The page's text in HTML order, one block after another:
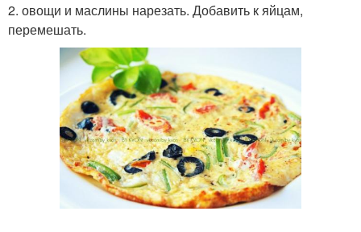
2. овощи и маслины нарезать. Добавить к яйцам,
перемешать.